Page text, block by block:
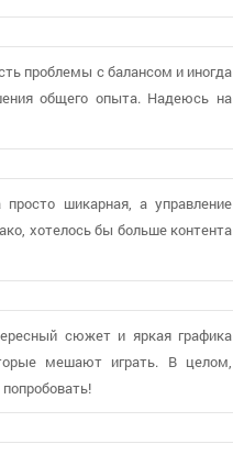
проблемы с балансом и иногда
общего опыта. Надеюсь на
шикарная, а управление
хотелось бы больше контента
сюжет и яркая графика
мешают играть. В целом,